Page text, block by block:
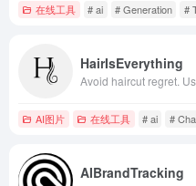
在线工具 # ai # Generation #
HairIsEverything
AI图片 在线工具 # ai #
AIBrandTracking